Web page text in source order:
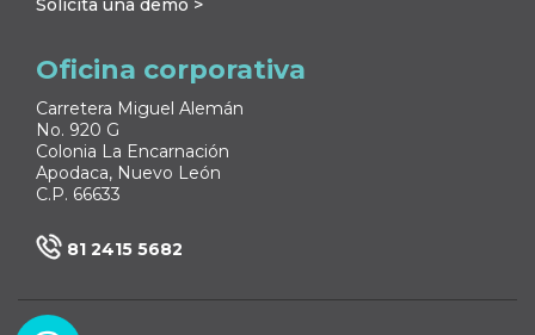
Oficina corporativa
Carretera Miguel Alemán
No. 920 G
Colonia La Encarnación
Apodaca, Nuevo León
C.P. 66633
81 2415 5682